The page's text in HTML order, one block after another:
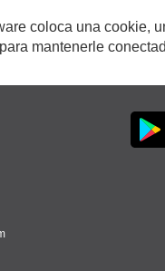
coloca una cookie,
mantenerle